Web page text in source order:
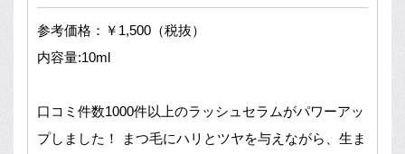
参考価格：￥1,500（税抜）
内容量:10ml
口コミ件数1000件以上のラッシュセラムがパワーアッ
プしました！
まつ毛にハリとツヤを与えながら、生ま